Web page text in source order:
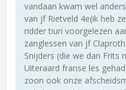
vandaan kwam wel
van jf Rietveld 4e(ik heb
ridder tiuri voorgelezen
zanglessen van jf
Snijders (die we dan Frits
Uiteraard franse les
zoon ook onze